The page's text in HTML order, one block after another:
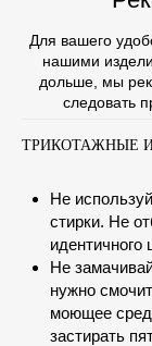
Для вашего
нашими
дольше, мы
следовать
ТРИКОТАЖНЫЕ
Не
стирки. Не
идентичного
Не
нужно
моющее
застирать